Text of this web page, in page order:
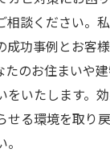
相談ください。
成功事例とお客
たのお住まいや
をいたします。
せる環境を取り